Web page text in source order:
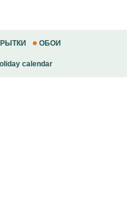
ОБОИ
calendar